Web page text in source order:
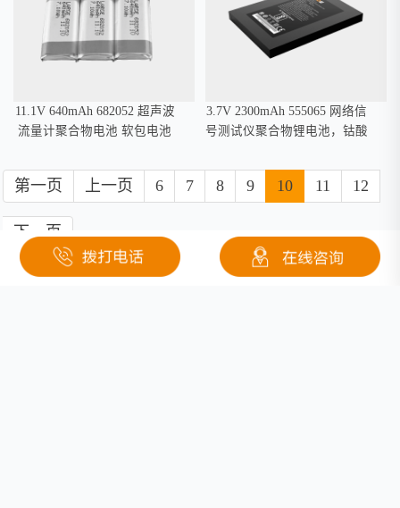
11.1V 640mAh 682052 超声波
流量计聚合物电池 软包电池
3.7V 2300mAh 555065 网络信
号测试仪聚合物锂电池，钴酸
第一页 上一页 6 7 8 9 10 11 12
下一页